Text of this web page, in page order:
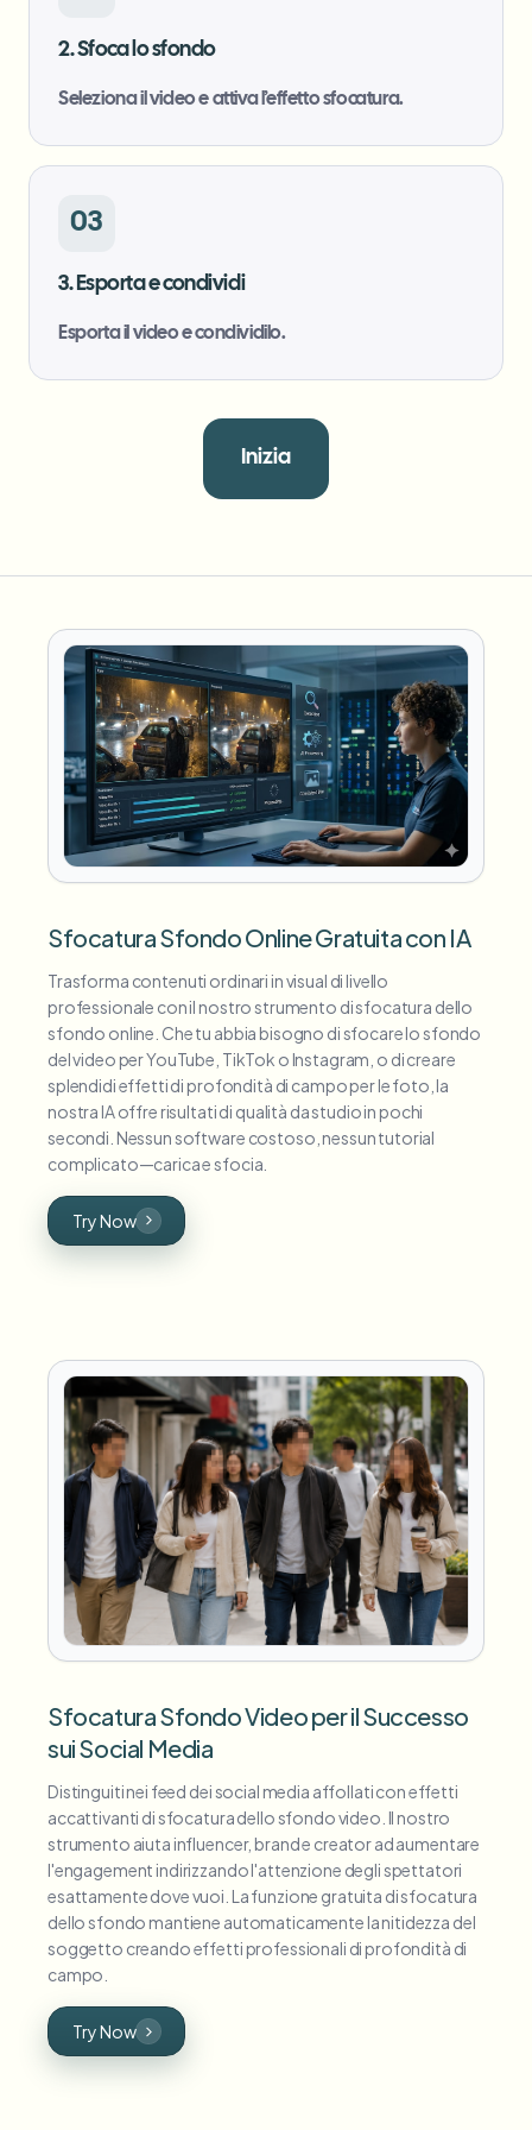
2. Sfoca lo sfondo
Seleziona il video e attiva l’effetto sfocatura.
03
3. Esporta e condividi
Esporta il video e condividilo.
Inizia
Sfocatura Sfondo Online Gratuita con IA
Trasforma contenuti ordinari in visual di livello
professionale con il nostro strumento di sfocatura dello
sfondo online. Che tu abbia bisogno di sfocare lo sfondo
del video per YouTube, TikTok o Instagram, o di creare
splendidi effetti di profondità di campo per le foto, la
nostra IA offre risultati di qualità da studio in pochi
secondi. Nessun software costoso, nessun tutorial
complicato—carica e sfocia.
Try Now
Sfocatura Sfondo Video per il Successo
sui Social Media
Distinguiti nei feed dei social media affollati con effetti
accattivanti di sfocatura dello sfondo video. Il nostro
strumento aiuta influencer, brand e creator ad aumentare
l'engagement indirizzando l'attenzione degli spettatori
esattamente dove vuoi. La funzione gratuita di sfocatura
dello sfondo mantiene automaticamente la nitidezza del
soggetto creando effetti professionali di profondità di
campo.
Try Now